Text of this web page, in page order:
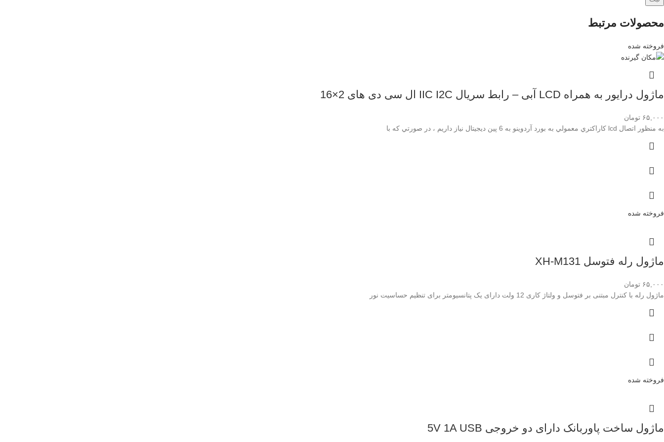
محصولات مرتبط
فروخته شده
ماژول درایور به همراه LCD آبی – رابط سریال IIC I2C ال سی دی های 2×16
۶۵,۰۰۰ تومان
به منظور اتصال lcd كاراكتري معمولي به بورد آردوينو به 6 پين ديجيتال نياز داريم ، در صورتي كه با
فروخته شده
ماژول رله فتوسل XH-M131
۶۵,۰۰۰ تومان
ماژول رله با کنترل مبتنی بر فتوسل و ولتاژ کاری 12 ولت دارای یک پتانسیومتر برای تنظیم حساسیت نور
فروخته شده
ماژول ساخت پاوربانک دارای دو خروجی 5V 1A USB